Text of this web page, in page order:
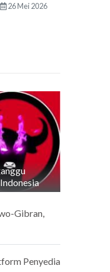
26 Mei 2026
Gibran,
Penyedia